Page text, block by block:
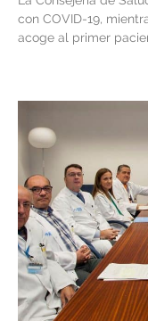
con COVID-19,
acoge al primer